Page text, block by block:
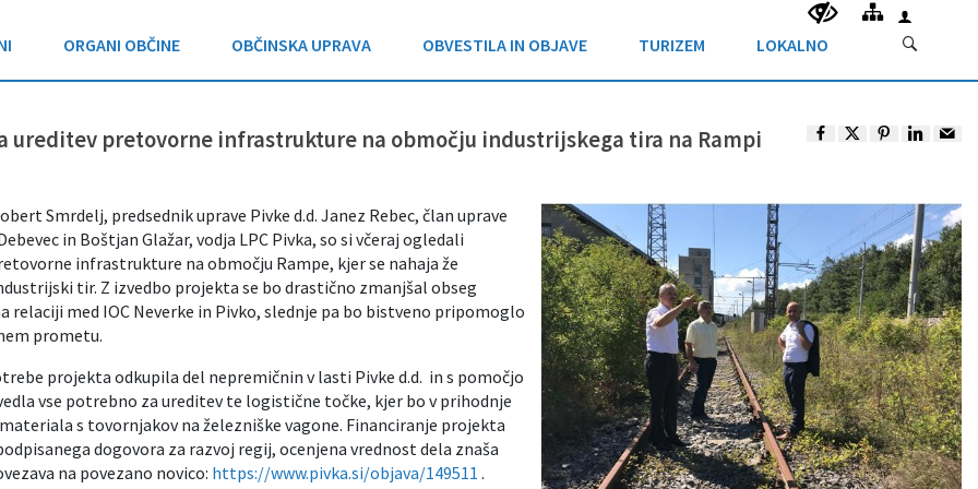
ORGANI OBČINE OBČINSKA UPRAVA OBVESTILA IN OBJAVE TURIZEM LOKALNO
ureditev pretovorne infrastrukture na območju industrijskega tira na Rampi
Smrdelj, predsednik uprave Pivke d.d. Janez Rebec, član uprave
in Boštjan Glažar, vodja LPC Pivka, so si včeraj ogledali
infrastrukture na območju Rampe, kjer se nahaja že
tir. Z izvedbo projekta se bo drastično zmanjšal obseg
relaciji med IOC Neverke in Pivko, slednje pa bo bistveno pripomoglo
prometu.
projekta odkupila del nepremičnin v lasti Pivke d.d. in s pomočjo
vse potrebno za ureditev te logistične točke, kjer bo v prihodnje
s tovornjakov na železniške vagone. Financiranje projekta
dogovora za razvoj regij, ocenjena vrednost dela znaša
na povezano novico: https://www.pivka.si/objava/149511 .